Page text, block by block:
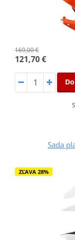
169,00 €
121,70 €
Sada
ZĽAVA 28%